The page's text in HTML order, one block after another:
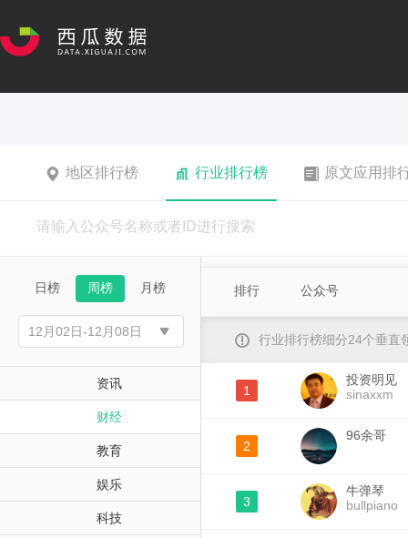
地区排行榜 行业排行榜 原文应用排
日榜 周榜 月榜
资讯
财经
教育
娱乐
科技
排行 公众号
行业排行榜细分24个垂直
1
投资明见
sinaxxm
2
96余哥
3
牛弹琴
bullpiano